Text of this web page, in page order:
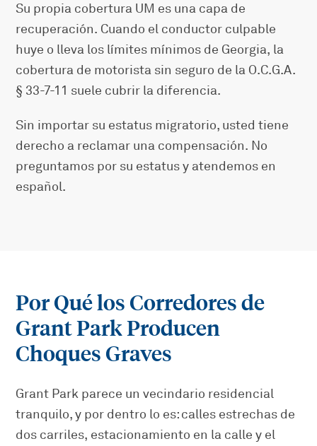
Su propia cobertura UM es una capa de
recuperación. Cuando el conductor culpable
huye o lleva los límites mínimos de Georgia, la
cobertura de motorista sin seguro de la O.C.G.A.
§ 33-7-11 suele cubrir la diferencia.
Sin importar su estatus migratorio, usted tiene
derecho a reclamar una compensación. No
preguntamos por su estatus y atendemos en
español.
Por Qué los Corredores de
Grant Park Producen
Choques Graves
Grant Park parece un vecindario residencial
tranquilo, y por dentro lo es: calles estrechas de
dos carriles, estacionamiento en la calle y el